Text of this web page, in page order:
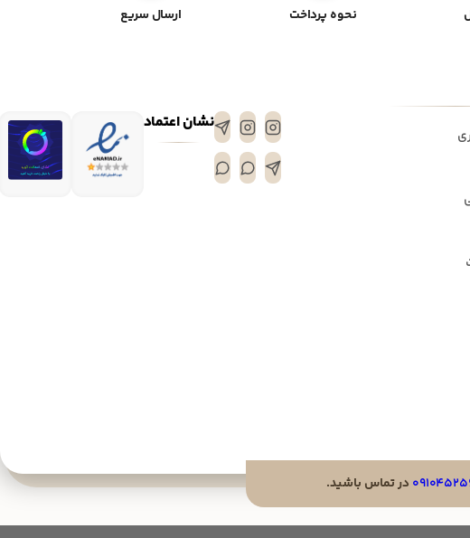
نحوه پرداخت ارسال سریع
نشان اعتماد
در تماس باشید.